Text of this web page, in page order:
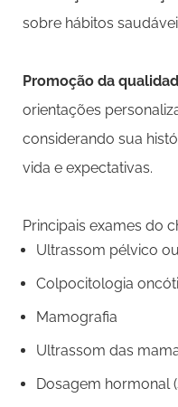
sobre hábitos
Promoção da
orientações
considerando sua
vida e expectativas.
Principais exames do
Ultrassom pélvico
Colpocitologia
Mamografia
Ultrassom das
Dosagem hormonal